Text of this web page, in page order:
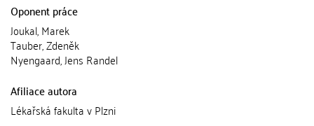
Oponent práce
Joukal, Marek
Tauber, Zdeněk
Nyengaard, Jens Randel
Afiliace autora
Lékařská fakulta v Plzni